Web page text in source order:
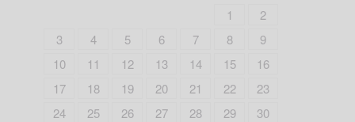
1
2
3
4 5 6 7 8
9
10
11 12 13 14 15
16
17
18 19 20 21 22
23
24
25 26 27 28 29
30